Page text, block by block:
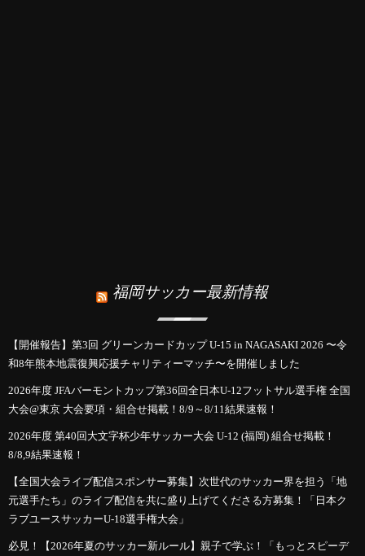
福岡サッカー最新情報
【開催報告】第3回 グリーンカードカップ U-15 in NAGASAKI 2026 〜令
和8年熊本地震復興応援チャリティーマッチ〜を開催しました
2026年度 JFAバーモントカップ第36回全日本U-12フットサル選手権 全国
大会@東京 大会要項・組合せ掲載！8/9～8/11結果速報！
2026年度 第40回大文字杯少年サッカー大会 U-12 (福岡) 組合せ掲載！
8/8,9結果速報！
【全国大会ライブ配信スポンサー募集】次世代のサッカー界を担う「地
元選手たち」のライブ配信を共に盛り上げてくださる方募集！「日本ク
ラブユースサッカーU-18選手権大会」
必見！【2026年夏のサッカー新ルール】親子で学ぶ！「もっとスピーデ